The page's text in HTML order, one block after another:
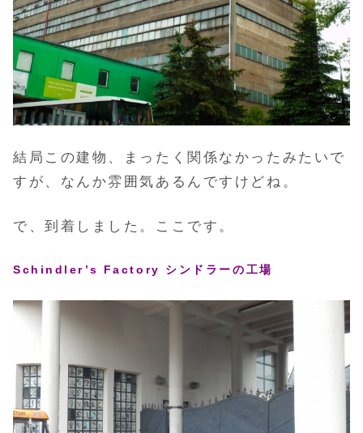
結局この建物、まったく関係なかったみたいで
すが、なんか雰囲気あるんですけどね。
で、到着しました。ここです。
Schindler’s Factory シンドラーの工場